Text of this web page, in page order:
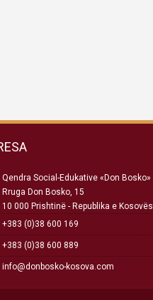
Qendra Social-Edukative «Don Bosko»
Rruga Don Bosko, 15
10 000 Prishtinë - Republika e Kosovës
+383 (0)38 600 169
+383 (0)38 600 889
info@donbosko-kosova.com